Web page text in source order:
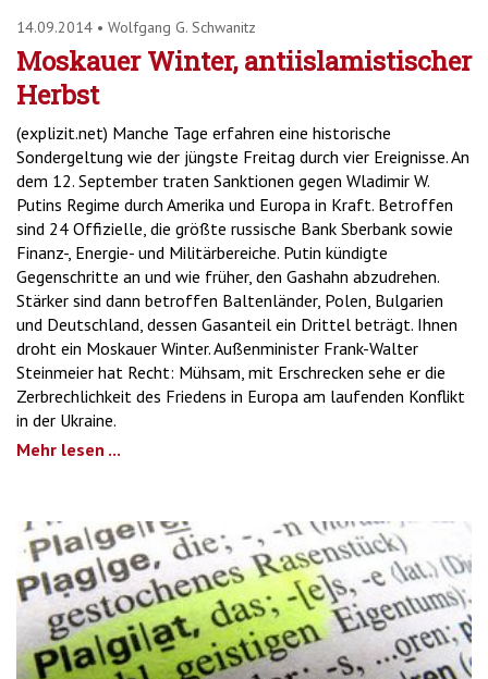
14.09.2014 • Wolfgang G. Schwanitz
Moskauer Winter, antiislamistischer
Herbst
(explizit.net) Manche Tage erfahren eine historische
Sondergeltung wie der jüngste Freitag durch vier Ereignisse. An
dem 12. September traten Sanktionen gegen Wladimir W.
Putins Regime durch Amerika und Europa in Kraft. Betroffen
sind 24 Offizielle, die größte russische Bank Sberbank sowie
Finanz-, Energie- und Militärbereiche. Putin kündigte
Gegenschritte an und wie früher, den Gashahn abzudrehen.
Stärker sind dann betroffen Baltenländer, Polen, Bulgarien
und Deutschland, dessen Gasanteil ein Drittel beträgt. Ihnen
droht ein Moskauer Winter. Außenminister Frank-Walter
Steinmeier hat Recht: Mühsam, mit Erschrecken sehe er die
Zerbrechlichkeit des Friedens in Europa am laufenden Konflikt
in der Ukraine.
Mehr lesen ...